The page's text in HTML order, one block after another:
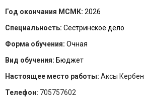
Год окончания МСМК: 2026
Специальность: Сестринское дело
Форма обучения: Очная
Вид обучения: Бюджет
Настоящее место работы: Аксы Кербен
Телефон: 705757602